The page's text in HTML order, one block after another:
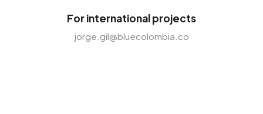
For international projects
jorge.gil@bluecolombia.co